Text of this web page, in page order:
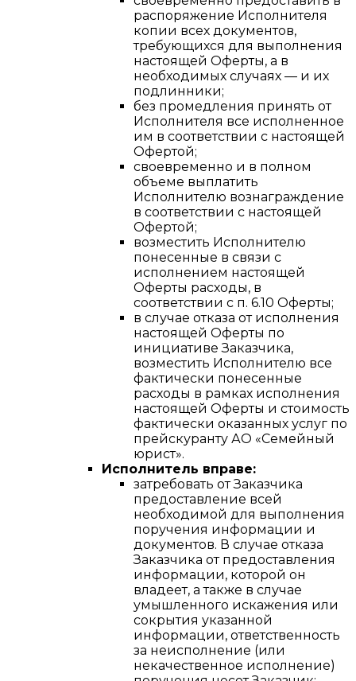
распоряжение Исполнителя
копии всех документов,
требующихся для выполнения
настоящей Оферты, а в
необходимых случаях — и их
подлинники;
без промедления принять от
Исполнителя все исполненное
им в соответствии с настоящей
Офертой;
своевременно и в полном
объеме выплатить
Исполнителю вознаграждение
в соответствии с настоящей
Офертой;
возместить Исполнителю
понесенные в связи с
исполнением настоящей
Оферты расходы, в
соответствии с п. 6.10 Оферты;
в случае отказа от исполнения
настоящей Оферты по
инициативе Заказчика,
возместить Исполнителю все
фактически понесенные
расходы в рамках исполнения
настоящей Оферты и стоимость
фактически оказанных услуг по
прейскуранту АО «Семейный
юрист».
Исполнитель вправе:
затребовать от Заказчика
предоставление всей
необходимой для выполнения
поручения информации и
документов. В случае отказа
Заказчика от предоставления
информации, которой он
владеет, а также в случае
умышленного искажения или
сокрытия указанной
информации, ответственность
за неисполнение (или
некачественное исполнение)